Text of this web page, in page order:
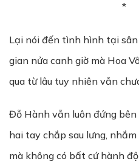
*
Lại nói đến tình hình tại sân
gian nửa canh giờ mà Hoa
qua từ lâu tuy nhiên vẫn
Đỗ Hành vẫn luôn đứng bên
hai tay chắp sau lưng,
mà không có bất cứ hành